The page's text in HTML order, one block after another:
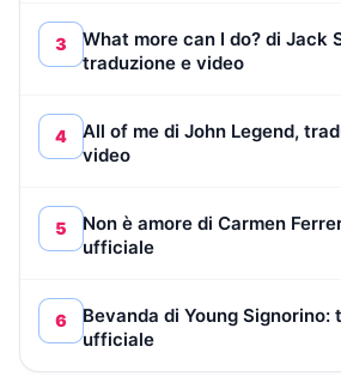
3
What more can I do? di Jack
traduzione e video
4
All of me di John Legend,
video
5
Non è amore di Carmen
ufficiale
6
Bevanda di Young Signorino:
ufficiale